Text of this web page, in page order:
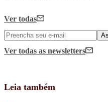
Ver todas
Ver todas as newsletters
Leia também